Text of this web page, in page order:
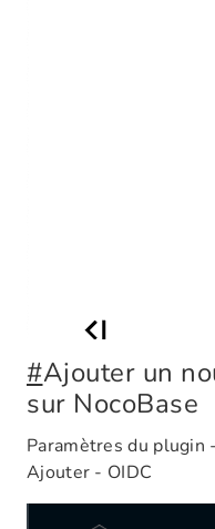
#Ajouter un
sur NocoBase
Paramètres du
Ajouter - OIDC